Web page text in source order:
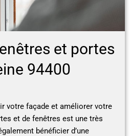
et portes
94400
votre façade et améliorer votre
et de fenêtres est une très
bénéficier d’une